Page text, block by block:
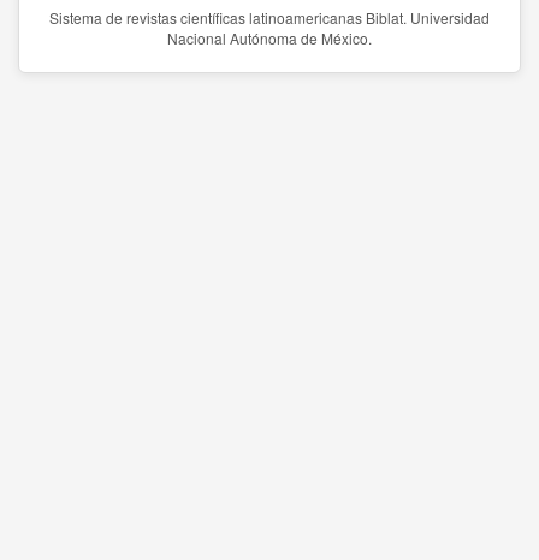
Sistema de revistas científicas latinoamericanas Biblat. Universidad
Nacional Autónoma de México.